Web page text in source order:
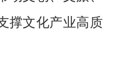
撑文化产业高质